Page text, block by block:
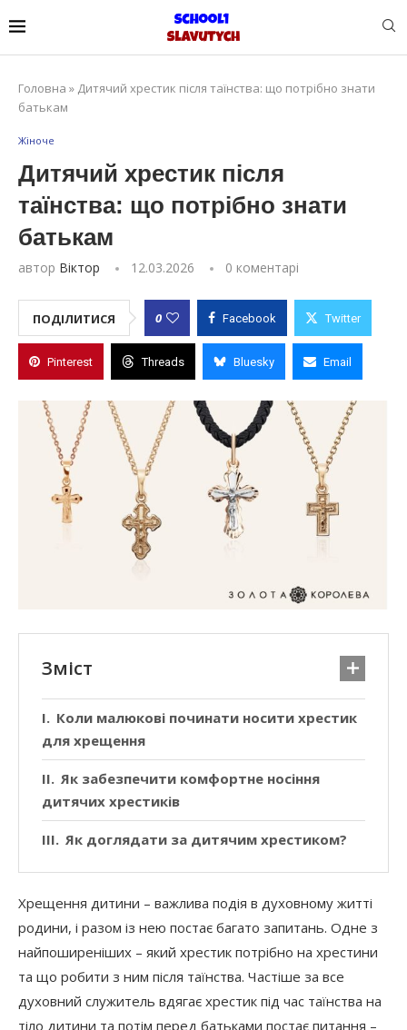
Головна » Дитячий хрестик після таїнства: що потрібно знати
батькам
Жіноче
Дитячий хрестик після
таїнства: що потрібно знати
батькам
автор Віктор 12.03.2026 0 коментарі
ПОДІЛИТИСЯ 0 Facebook Twitter
Pinterest Threads Bluesky Email
Зміст
Коли малюкові починати носити хрестик
для хрещення
Як забезпечити комфортне носіння
дитячих хрестиків
Як доглядати за дитячим хрестиком?
Хрещення дитини – важлива подія в духовному житті
родини, і разом із нею постає багато запитань. Одне з
найпоширеніших – який хрестик потрібно на хрестини
та що робити з ним після таїнства. Частіше за все
духовний служитель вдягає хрестик під час таїнства на
тіло дитини та потім перед батьками постає питання –